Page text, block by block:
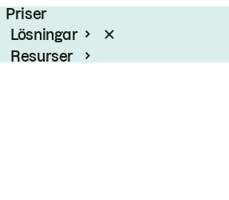
Priser
Lösningar
Resurser